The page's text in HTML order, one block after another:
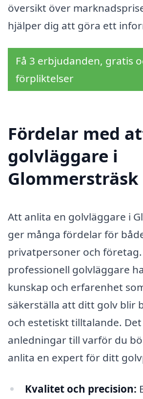
översikt över
hjälper dig att göra ett
Få 3 erbjudanden, gratis
förpliktelser
Fördelar med
golvläggare i
Glommersträsk
Att anlita en golvläggare i
ger många fördelar för
privatpersoner och företag.
professionell golvläggare
kunskap och erfarenhet
säkerställa att ditt golv blir
och estetiskt tilltalande.
anledningar till varför du
anlita en expert för ditt
Kvalitet och precision: